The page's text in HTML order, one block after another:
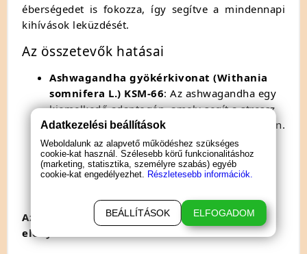
éberségedet is fokozza, így segítve a mindennapi
kihívások leküzdését.
Az összetevők hatásai
Ashwagandha gyökérkivonat (Withania
somnifera L.) KSM-66: Az ashwagandha egy
kiemelkedő adaptogén, amely segít a stressz
kezelésében és a nyugalom megteremtésében.
Javítja az energiaszintet, erősíti az
immunrendszert és támogatja a kognitív
funkciókat. Emellett növeli a libidót és
Az Olimp Ashwagandha 600 Sport további
előnyei
Adatkezelési beállítások
Weboldalunk az alapvető működéshez szükséges
cookie-kat használ. Szélesebb körű funkcionalitáshoz
(marketing, statisztika, személyre szabás) egyéb
cookie-kat engedélyezhet. Részletesebb információk.
BEÁLLÍTÁSOK ELFOGADOM